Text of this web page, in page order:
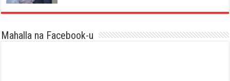
Mahalla na Facebook-u